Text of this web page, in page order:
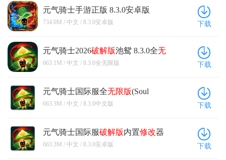
元气骑士手游正版 8.3.0安卓版
734.0M / 中文 / 8.3.0安卓版 下载
元气骑士2026破解版池鸳 8.3.0全无
限版
663.1M / 中文 / 8.3.0全无限版 下载
元气骑士国际服全无限版(Soul
Knight) 8.3.0中文版
663.3M / 中文 / 8.3.0中文版 下载
元气骑士国际服破解版内置修改器
(Soul Knight) 8.3.0安卓版
663.3M / 中文 / 8.3.0安卓版 下载